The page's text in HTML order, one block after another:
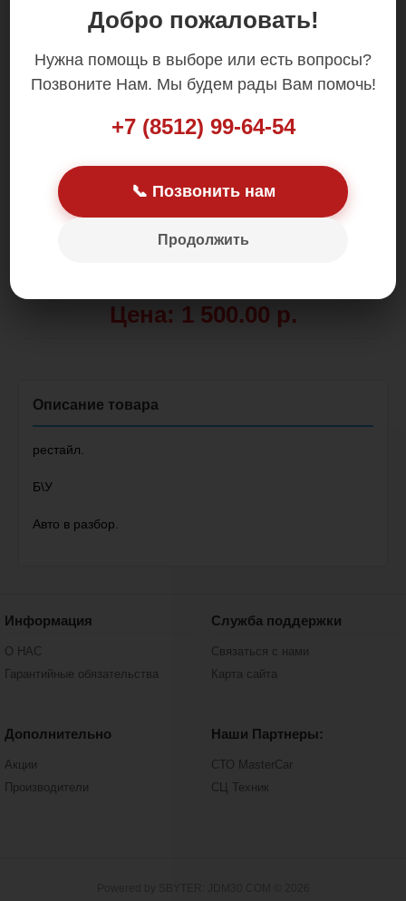
Добро пожаловать!
Нужна помощь в выборе или есть вопросы?
Позвоните Нам. Мы будем рады Вам помочь!
+7 (8512) 99-64-54
📞 Позвонить нам
Продолжить
Цена: 1 500.00 р.
рестайл.
Б\У
Авто в разбор.
Информация
О НАС
Гарантийные обязательства
Служба поддержки
Связаться с нами
Карта сайта
Дополнительно
Акции
Производители
Наши Партнеры:
СТО MasterCar
СЦ Техник